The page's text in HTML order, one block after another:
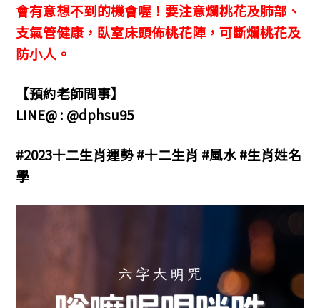
會有意想不到的機會喔！要注意爛桃花及肺部、
支氣管健康，臥室床頭佈桃花陣，可斷爛桃花及
防小人。
【預約老師問事】
LINE@ : @dphsu95
#2023十二生肖運勢 #十二生肖 #風水 #生肖姓名
學